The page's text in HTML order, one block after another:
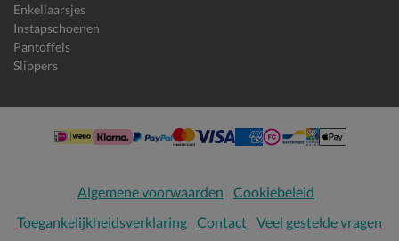
Enkellaarsjes
Instapschoenen
Pantoffels
Slippers
Algemene voorwaarden
Cookiebeleid
Toegankelijkheidsverklaring Contact Veel gestelde vragen